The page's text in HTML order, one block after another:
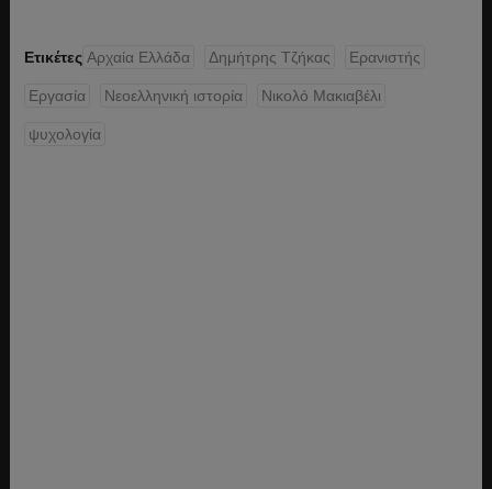
Ετικέτες Αρχαία Ελλάδα Δημήτρης Τζήκας Ερανιστής
Εργασία Νεοελληνική ιστορία Νικολό Μακιαβέλι
ψυχολογία